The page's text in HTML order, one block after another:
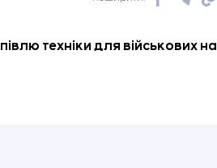
техніки для військових на